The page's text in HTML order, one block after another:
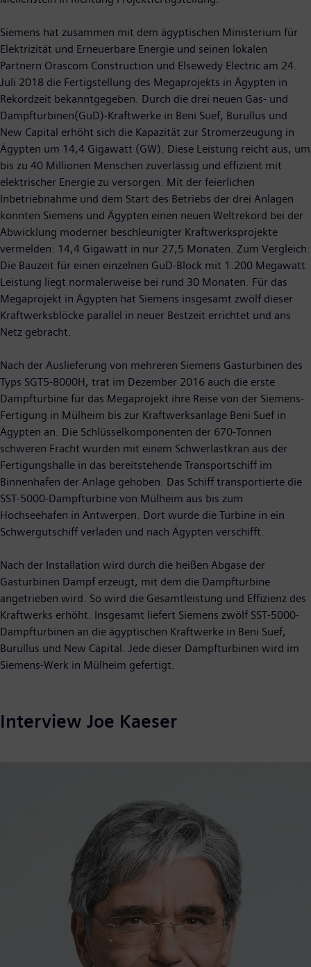
Siemens hat zusammen mit dem ägyptischen Ministerium für
Elektrizität und Erneuerbare Energie und seinen lokalen
Partnern Orascom Construction und Elsewedy Electric am 24.
Juli 2018 die Fertigstellung des Megaprojekts in Ägypten in
Rekordzeit bekanntgegeben. Durch die drei neuen Gas- und
Dampfturbinen(GuD)-Kraftwerke in Beni Suef, Burullus und
New Capital erhöht sich die Kapazität zur Stromerzeugung in
Ägypten um 14,4 Gigawatt (GW). Diese Leistung reicht aus, um
bis zu 40 Millionen Menschen zuverlässig und effizient mit
elektrischer Energie zu versorgen. Mit der feierlichen
Inbetriebnahme und dem Start des Betriebs der drei Anlagen
konnten Siemens und Ägypten einen neuen Weltrekord bei der
Abwicklung moderner beschleunigter Kraftwerksprojekte
vermelden: 14,4 Gigawatt in nur 27,5 Monaten. Zum Vergleich:
Die Bauzeit für einen einzelnen GuD-Block mit 1.200 Megawatt
Leistung liegt normalerweise bei rund 30 Monaten. Für das
Megaprojekt in Ägypten hat Siemens insgesamt zwölf dieser
Kraftwerksblöcke parallel in neuer Bestzeit errichtet und ans
Netz gebracht.
Nach der Auslieferung von mehreren Siemens Gasturbinen des
Typs SGT5-8000H, trat im Dezember 2016 auch die erste
Dampfturbine für das Megaprojekt ihre Reise von der Siemens-
Fertigung in Mülheim bis zur Kraftwerksanlage Beni Suef in
Ägypten an. Die Schlüsselkomponenten der 670-Tonnen
schweren Fracht wurden mit einem Schwerlastkran aus der
Fertigungshalle in das bereitstehende Transportschiff im
Binnenhafen der Anlage gehoben. Das Schiff transportierte die
SST-5000-Dampfturbine von Mülheim aus bis zum
Hochseehafen in Antwerpen. Dort wurde die Turbine in ein
Schwergutschiff verladen und nach Ägypten verschifft.
Nach der Installation wird durch die heißen Abgase der
Gasturbinen Dampf erzeugt, mit dem die Dampfturbine
angetrieben wird. So wird die Gesamtleistung und Effizienz des
Kraftwerks erhöht. Insgesamt liefert Siemens zwölf SST-5000-
Dampfturbinen an die ägyptischen Kraftwerke in Beni Suef,
Burullus und New Capital. Jede dieser Dampfturbinen wird im
Siemens-Werk in Mülheim gefertigt.
Interview Joe Kaeser